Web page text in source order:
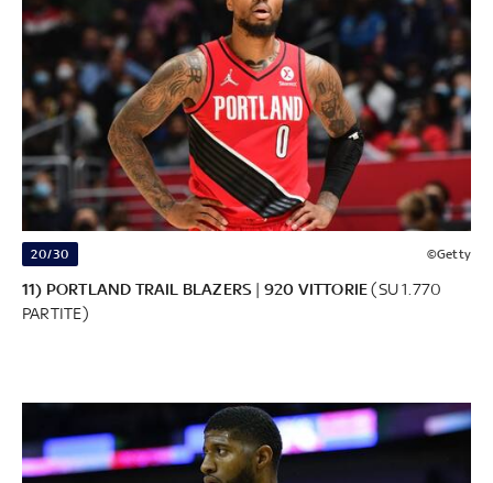
20/30 ©Getty
11) PORTLAND TRAIL BLAZERS | 920 VITTORIE(SU 1.770
PARTITE)